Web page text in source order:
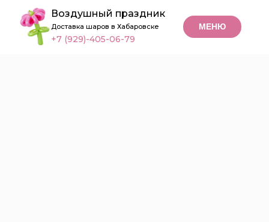
МЕНЮ
Воздушный праздник
Доставка шаров в Хабаровске
+7 (929)-405-06-79